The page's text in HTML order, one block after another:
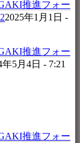
推進フォー
2025年1月1日 -
推進フォー
年5月4日 - 7:21
推進フォー